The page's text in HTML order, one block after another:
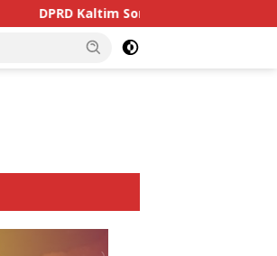
Soroti Dominasi Truk Tambang di Jalan